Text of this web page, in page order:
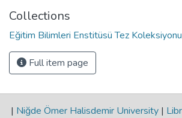
Collections
Eğitim Bilimleri Enstitüsü Tez Koleksiyonu
Full item page
| Niğde Ömer Halisdemir University |